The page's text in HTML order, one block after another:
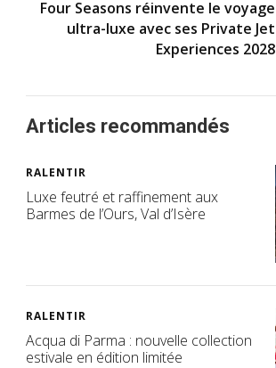
Four Seasons réinvente le voyage
ultra-luxe avec ses Private Jet
Experiences 2028
Articles recommandés
RALENTIR
Luxe feutré et raffinement aux
Barmes de l’Ours, Val d’Isère
RALENTIR
Acqua di Parma : nouvelle collection
estivale en édition limitée